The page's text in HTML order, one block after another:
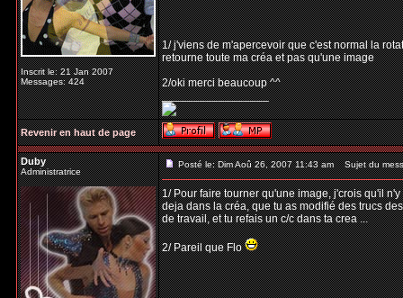
Inscrit le: 21 Jan 2007
Messages: 424
1/ j'viens de m'apercevoir que c'est normal la
retourne toute ma créa et pas qu'une image
2/oki merci beaucoup ^^
_________________
Revenir en haut de page
Duby
Administratrice
Posté le: Dim Aoû 26, 2007 11:43 am Sujet du
1/ Pour faire tourner qu'une image, j'crois qu'il
deja dans la créa, que tu as modifié des trucs
de travail, et tu refais un c/c dans ta crea ...
2/ Pareil que Flo